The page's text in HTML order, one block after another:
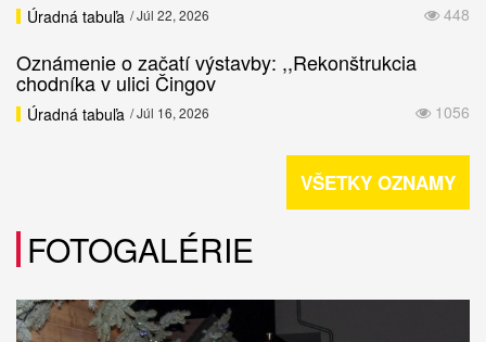
448
Úradná tabuľa / Júl 22, 2026
Oznámenie o začatí výstavby: ,,Rekonštrukcia
chodníka v ulici Čingov
1056
Úradná tabuľa / Júl 16, 2026
VŠETKY OZNAMY
FOTOGALÉRIE